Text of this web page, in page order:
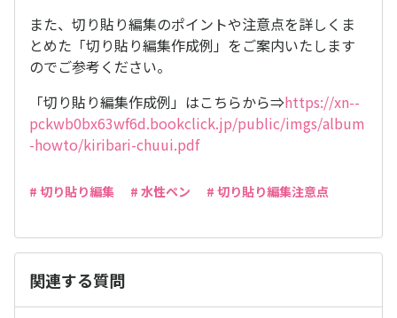
また、切り貼り編集のポイントや注意点を詳しくま
とめた「切り貼り編集作成例」をご案内いたします
のでご参考ください。
「切り貼り編集作成例」はこちらから⇒https://xn--
pckwb0bx63wf6d.bookclick.jp/public/imgs/album
-howto/kiribari-chuui.pdf
# 切り貼り編集 # 水性ペン # 切り貼り編集注意点
関連する質問